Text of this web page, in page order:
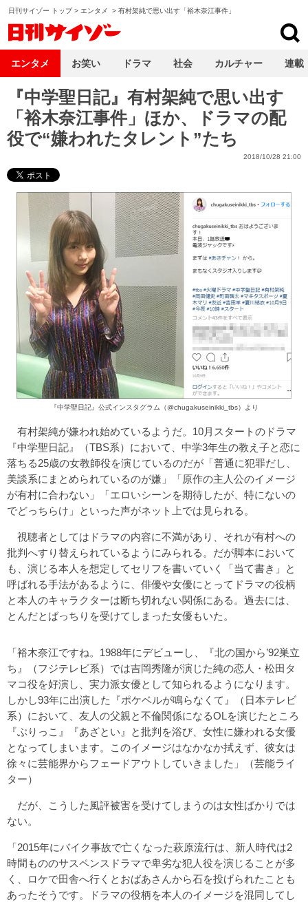
日刊サイゾー トップ> エンタメ > 有村架純で思い出す「裕木奈江事件」
『中学聖日記』有村架純で思い出す
「裕木奈江事件」ほか、ドラマの配
役で“嫌われたタレント”たち
2018/10/28 21:00
『中学聖日記』公式インスタグラム（@chugakuseinikki_tbs）より
有村架純が嫌われ始めているようだ。10月スタートのドラマ
『中学聖日記』（TBS系）において、中学3年生の教え子と恋に
落ちる25歳の女教師役を演じているのだが「普通に犯罪だし、
美談系にまとめられているのが嫌」「原作の主人公のイメージ
が有村に合わない」「エロいシーンを期待したが、特にないの
でどっちらけ」といった声がネット上では見られる。
視聴者としてはドラマの内容に不満があり、それが有村への
批判へすり替えられているようにみられる。だが脚本において
も、演じる本人を想定してセリフを書いていく「当て書き」と
呼ばれる手法があるように、俳優や女優にとってドラマの役柄
と本人のキャラクターは断ち切れない関係にある。過去には、
とんだとばっちりを受けてしまった女優もいた。
「裕木奈江ですね。1988年にデビューし、『北の国から’92巣立
ち』（フジテレビ系）では吉岡秀隆が演じた純の恋人・松田タ
マコ役を好演し、実力派女優として知られるようになります。
しかし93年に出演した『ポケベルが鳴らなくて』（日本テレビ
系）において、友人の父親と不倫関係になるOLを演じたところ
『ぶりっこ』『あざとい』と批判を浴び、女性に嫌われる女優
となってしまいます。このイメージはなかなか拭えず、彼女は
徐々に芸能界からフェードアウトしていきました」（芸能ライ
ター）
だが、こうした風評被害を受けてしまうのは女性ばかりでは
ない。
「2015年にバイク事故で亡くなった萩原流行は、新人時代は2
時間もののサスペンスドラマで卑劣な犯人役を演じることが多
く、ロケで田舎へ行くとおばあさんから石を投げられたことも
あったそうです。ドラマの役柄を本人のイメージを混同してし
エンタメ お笑い ドラマ 社会 カルチャー 連載